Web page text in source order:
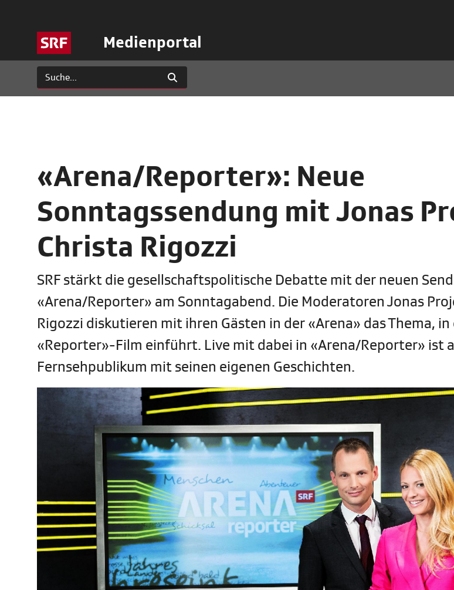
Medienportal
«Arena/Reporter»: Neue
Sonntagssendung mit Jonas
Christa Rigozzi
SRF stärkt die gesellschaftspolitische Debatte mit der neuen
«Arena/Reporter» am Sonntagabend. Die Moderatoren Jonas
Rigozzi diskutieren mit ihren Gästen in der «Arena» das Thema,
«Reporter»-Film einführt. Live mit dabei in «Arena/Reporter» ist
Fernsehpublikum mit seinen eigenen Geschichten.